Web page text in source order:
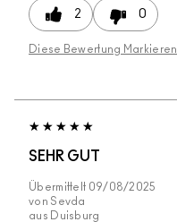
2 0
Diese Bewertung Markieren
SEHR GUT
Übermittelt 09/08/2025
von Sevda
aus Duisburg